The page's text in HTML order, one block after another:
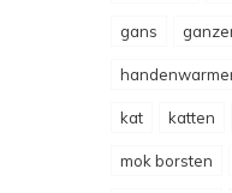
gans
kat katten
mok borsten